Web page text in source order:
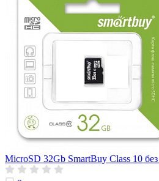
MicroSD 32Gb SmartBuy Class 10 без